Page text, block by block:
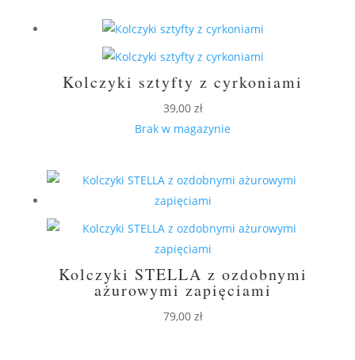
Kolczyki sztyfty z cyrkoniami
39,00 zł
Brak w magazynie
Kolczyki STELLA z ozdobnymi
ażurowymi zapięciami
79,00 zł